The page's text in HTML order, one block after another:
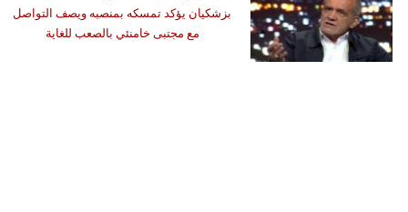
بزشكيان يؤكد تمسكه بمنصبه ويصف التواصل
مع مجتبى خامنئي بالصعب للغاية